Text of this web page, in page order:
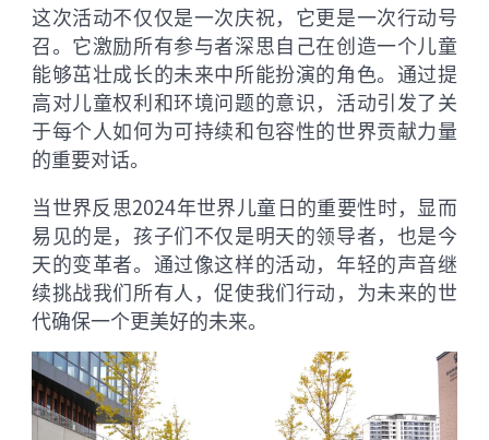
这次活动不仅仅是一次庆祝，它更是一次行动号
召。它激励所有参与者深思自己在创造一个儿童
能够茁壮成长的未来中所能扮演的角色。通过提
高对儿童权利和环境问题的意识，活动引发了关
于每个人如何为可持续和包容性的世界贡献力量
的重要对话。
当世界反思2024年世界儿童日的重要性时，显而
易见的是，孩子们不仅是明天的领导者，也是今
天的变革者。通过像这样的活动，年轻的声音继
续挑战我们所有人，促使我们行动，为未来的世
代确保一个更美好的未来。